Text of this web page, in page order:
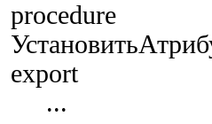
procedure
export
...